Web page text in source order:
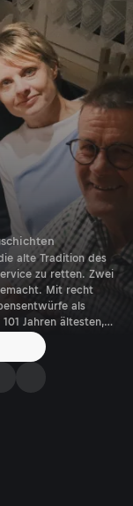
alte Tradition des
zu retten. Zwei
Mit recht
als
Jahren ältesten,
und zufrieden